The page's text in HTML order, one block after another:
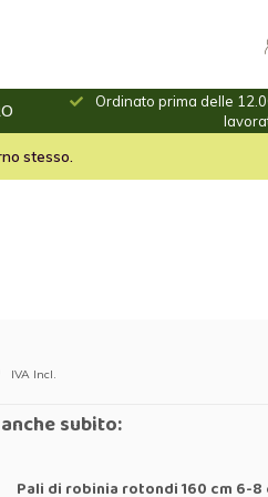
per il fuoco e stuf per
Ordinato prima delle
stesso.
IVA Incl.
subito:
Pali di robinia rotondi 160 cm 6-8